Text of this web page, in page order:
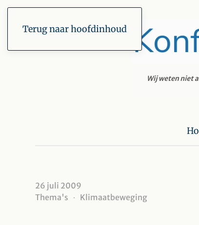
Terug naar hoofdinhoud
26 juli 2009
Thema's
Klimaatbeweging